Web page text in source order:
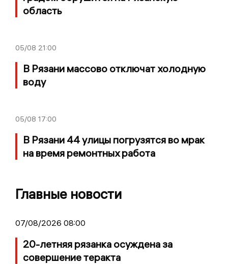
область
05/08 21:00
В Рязани массово отключат холодную
воду
05/08 17:00
В Рязани 44 улицы погрузятся во мрак
на время ремонтных работа
Главные новости
07/08/2026 08:00
20-летняя рязанка осуждена за
совершение теракта